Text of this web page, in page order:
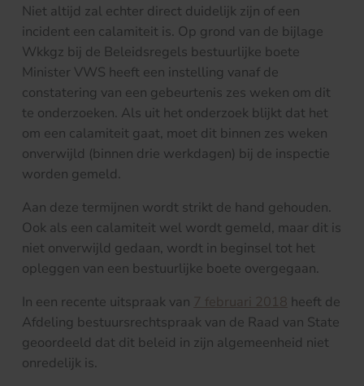
Niet altijd zal echter direct duidelijk zijn of een
incident een calamiteit is. Op grond van de bijlage
Wkkgz bij de Beleidsregels bestuurlijke boete
Minister VWS heeft een instelling vanaf de
constatering van een gebeurtenis zes weken om dit
te onderzoeken. Als uit het onderzoek blijkt dat het
om een calamiteit gaat, moet dit binnen zes weken
onverwijld (binnen drie werkdagen) bij de inspectie
worden gemeld.
Aan deze termijnen wordt strikt de hand gehouden.
Ook als een calamiteit wel wordt gemeld, maar dit is
niet onverwijld gedaan, wordt in beginsel tot het
opleggen van een bestuurlijke boete overgegaan.
In een recente uitspraak van 7 februari 2018 heeft de
Afdeling bestuursrechtspraak van de Raad van State
geoordeeld dat dit beleid in zijn algemeenheid niet
onredelijk is.